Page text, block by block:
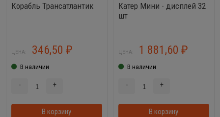
Корабль Трансатлантик
ЦЕНА: 346,50 ₽
В наличии
- +
В корзину В корзинке
Катер Мини - дисплей 32
шт
ЦЕНА: 1 881,60 ₽
В наличии
- +
В корзину